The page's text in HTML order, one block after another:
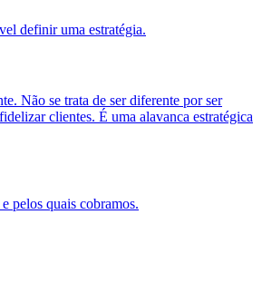
definir uma estratégia.
Não se trata de ser diferente por ser
clientes. É uma alavanca estratégica
pelos quais cobramos.